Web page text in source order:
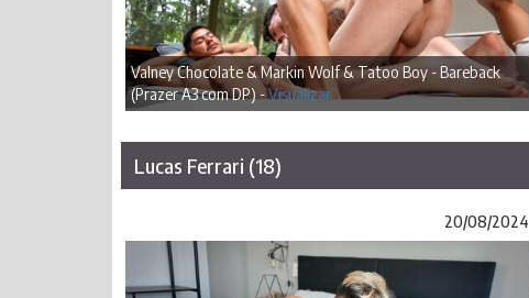
Valney Chocolate & Markin Wolf & Tatoo Boy - Bareback
(Prazer A3 com DP) -Visualizar
Lucas Ferrari (18)
20/08/2024